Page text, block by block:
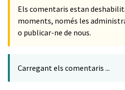
Els comentaris estan
moments, només les
o publicar-ne de nous.
Carregant els comentaris ...